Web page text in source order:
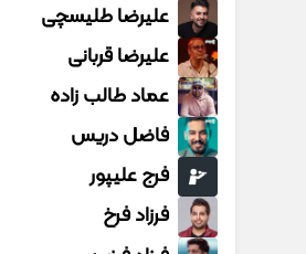
علیرضا طلیسچی
علیرضا قربانی
عماد طالب زاده
فاضل دریس
فرج علیپور
فرزاد فرخ